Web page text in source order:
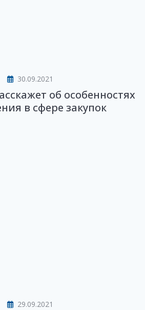
30.09.2021
об особенностях
в сфере закупок
29.09.2021